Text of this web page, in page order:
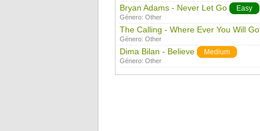
Bryan Adams - Never Let Go Easy
Género: Other
The Calling - Where Ever You Will Go
Género: Other
Dima Bilan - Believe Medium
Género: Other